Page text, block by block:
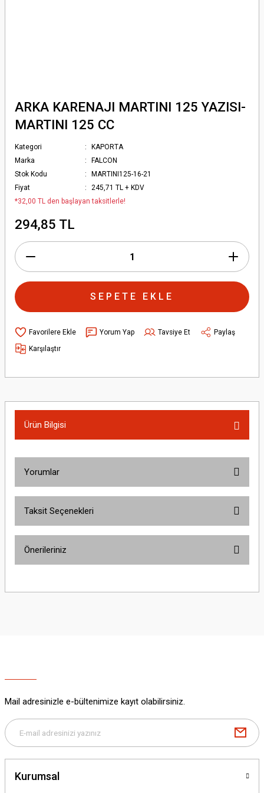
ARKA KARENAJI MARTINI 125 YAZISI-
MARTINI 125 CC
Kategori
KAPORTA
Marka
FALCON
Stok Kodu
MARTINI125-16-21
Fiyat
245,71 TL + KDV
*32,00 TL den başlayan taksitlerle!
294,85 TL
SEPETE EKLE
Yorum Yap Tavsiye Et
Paylaş
Karşılaştır
Ürün Bilgisi
Yorumlar
Taksit Seçenekleri
Önerileriniz
yetersiz gördüğünüz noktaları öneri formunu kullanarak tarafımıza
Bu ürüne benzer farklı alternatifler olmalı.
Mail adresinizle e-bültenimize kayıt olabilirsiniz.
Kurumsal